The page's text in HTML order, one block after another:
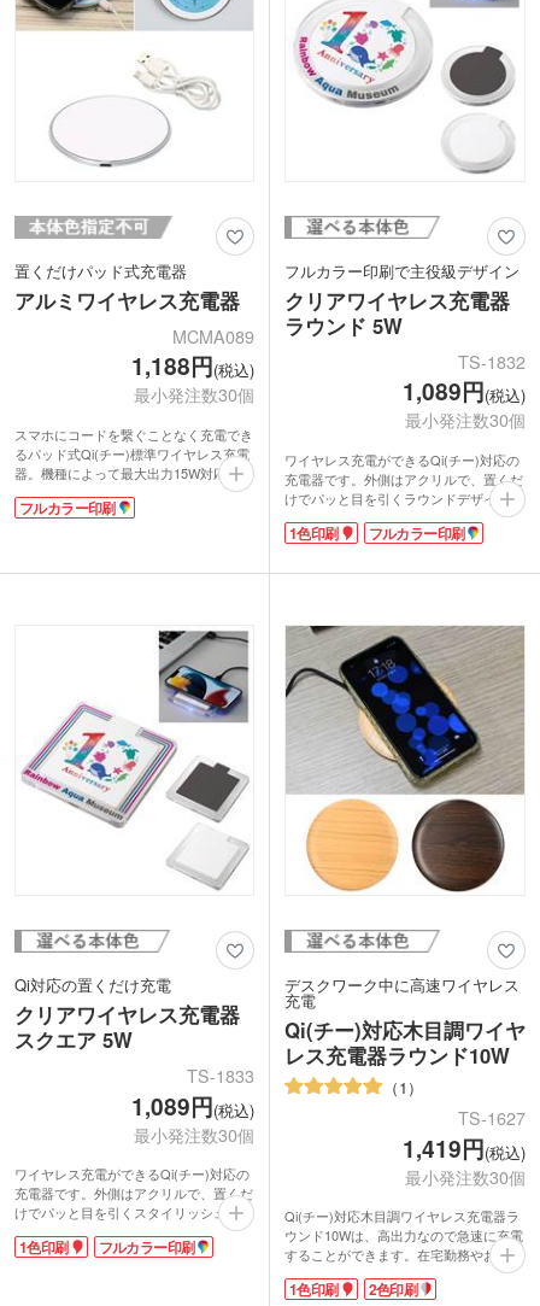
置くだけパッド式充電器
アルミワイヤレス充電器
MCMA089
1,188円(税込)
最小発注数30個
スマホにコードを繋ぐことなく充電でき
るパッド式Qi(チー)標準ワイヤレス充電
器。機種によって最大出力15W対応。本
体周りがぐるっと充電ランプになってい
て使用状況がわかりやすいです。裏面に
イトカラー。フルカラー印刷に対応して
フルカラー印刷
フルカラー印刷で主役級デザイン
クリアワイヤレス充電器
ラウンド 5W
TS-1832
1,089円(税込)
最小発注数30個
ワイヤレス充電ができるQi(チー)対応の
充電器です。外側はアクリルで、置くだ
けでパッと目を引くラウンドデザインが
特徴。充電時は青いライトが点灯し、ア
クリルを通して輝きます。充電中もそう
ゴを印刷すれば宣伝効果は抜群！
ラストや写真を自由に配置してオリジナ
ルの記念品を制作してみてはいかがでし
ょうか。
1色印刷 フルカラー印刷
Qi対応の置くだけ充電
クリアワイヤレス充電器
スクエア 5W
TS-1833
1,089円(税込)
最小発注数30個
ワイヤレス充電ができるQi(チー)対応の
充電器です。外側はアクリルで、置くだ
けでパッと目を引くスタイリッシュなス
クエアデザインが特徴。充電時は青いラ
イトが点灯し、アクリルを通して輝きま
1色印刷 フルカラー印刷
デスクワーク中に高速ワイヤレス
充電
Qi(チー)対応木目調ワイヤ
レス充電器ラウンド10W
1
TS-1627
1,419円(税込)
最小発注数30個
Qi(チー)対応木目調ワイヤレス充電器ラ
ウンド10Wは、高出力なので急速に充電
することができます。在宅勤務やおうち
時間の強い味方です。ワイヤレスなので
スマホを手に取りやすく、不意に着信が
1色印刷 2色印刷